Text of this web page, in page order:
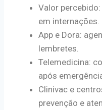
Valor
em internações.
App e Dora:
lembretes.
Telemedicina:
após
Clinivac e
prevenção e